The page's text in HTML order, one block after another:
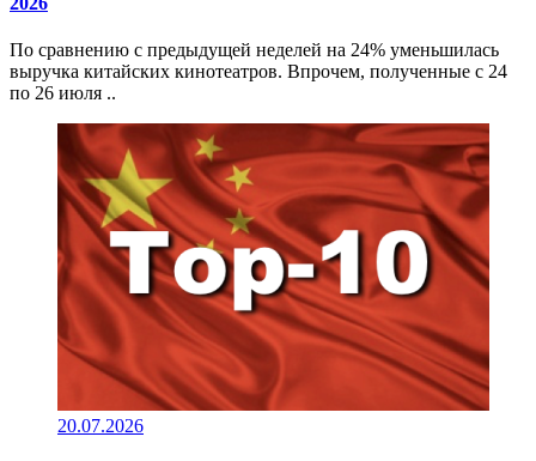
По сравнению с предыдущей неделей на 24% уменьшилась
выручка китайских кинотеатров. Впрочем, полученные с 24
по 26 июля ..
20.07.2026